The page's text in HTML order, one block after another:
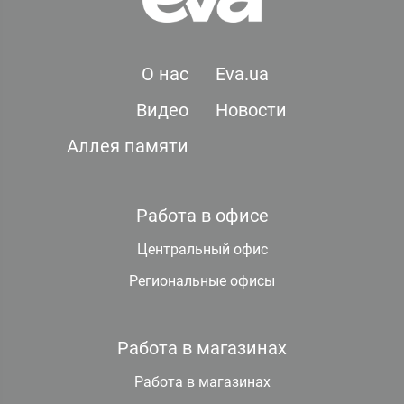
О нас
Eva.ua
Видео
Новости
Аллея памяти
Работа в офисе
Центральный офис
Региональные офисы
Работа в магазинах
Работа в магазинах